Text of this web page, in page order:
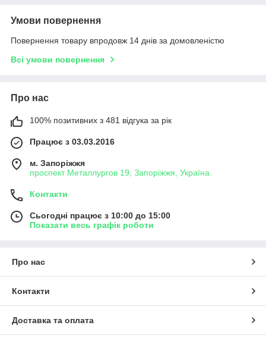
Умови повернення
Повернення товару впродовж 14 днів за домовленістю
Всі умови повернення
Про нас
100% позитивних з 481 відгука за рік
Працює з 03.03.2016
м. Запоріжжя
проспект Металлургов 19, Запоріжжя, Україна
Контакти
Сьогодні працює з 10:00 до 15:00
Показати весь графік роботи
Про нас
Контакти
Доставка та оплата